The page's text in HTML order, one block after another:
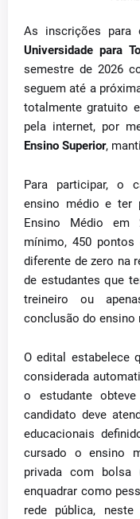
As inscrições para
Universidade para
semestre de 2026
seguem até a
totalmente gratuito
pela internet, por
Ensino Superior,
Para participar, o
ensino médio e ter
Ensino Médio em
mínimo, 450
diferente de zero na
de estudantes que
treineiro ou
conclusão do ensino
O edital estabelece
considerada
o estudante
candidato deve
educacionais
cursado o ensino
privada com bolsa
enquadrar como
rede pública,